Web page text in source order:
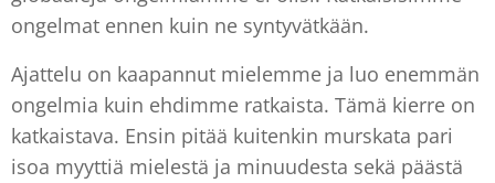
ongelmat ennen kuin ne syntyvätkään.
Ajattelu on kaapannut mielemme ja luo enemmän
ongelmia kuin ehdimme ratkaista. Tämä kierre on
katkaistava. Ensin pitää kuitenkin murskata pari
isoa myyttiä mielestä ja minuudesta sekä päästä